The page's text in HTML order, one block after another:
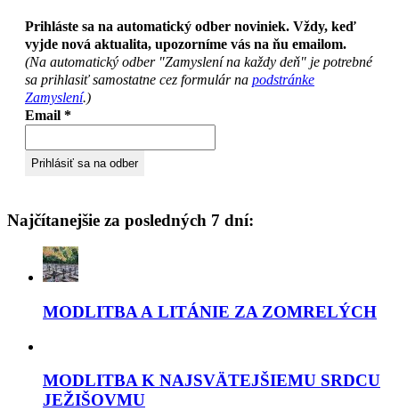
Prihláste sa na automatický odber noviniek. Vždy, keď
vyjde nová aktualita, upozorníme vás na ňu emailom.
(Na automatický odber "Zamyslení na každy deň" je potrebné
sa prihlasiť samostatne cez formulár na podstránke
Zamyslení.)
Email *
Najčítanejšie za posledných 7 dní:
MODLITBA A LITÁNIE ZA ZOMRELÝCH
MODLITBA K NAJSVÄTEJŠIEMU SRDCU
JEŽIŠOVMU